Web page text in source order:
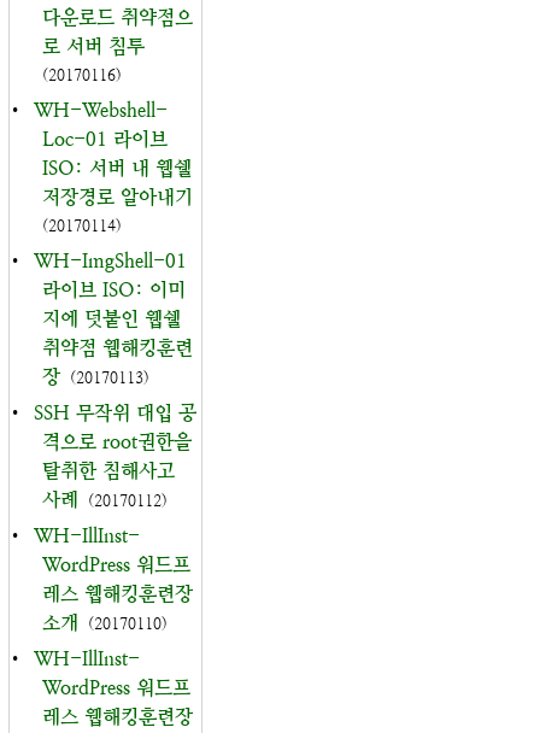
다운로드 취약점으
로 서버 침투
(20170116)
•
WH-Webshell-
Loc-01 라이브
ISO: 서버 내 웹쉘
저장경로 알아내기
(20170114)
•
WH-ImgShell-01
라이브 ISO: 이미
지에 덧붙인 웹쉘
취약점 웹해킹훈련
장 (20170113)
•
SSH 무작위 대입 공
격으로 root권한을
탈취한 침해사고
사례
(20170112)
•
WH-IllInst-
WordPress 워드프
레스 웹해킹훈련장
소개
(20170110)
•
WH-IllInst-
WordPress 워드프
레스 웹해킹훈련장